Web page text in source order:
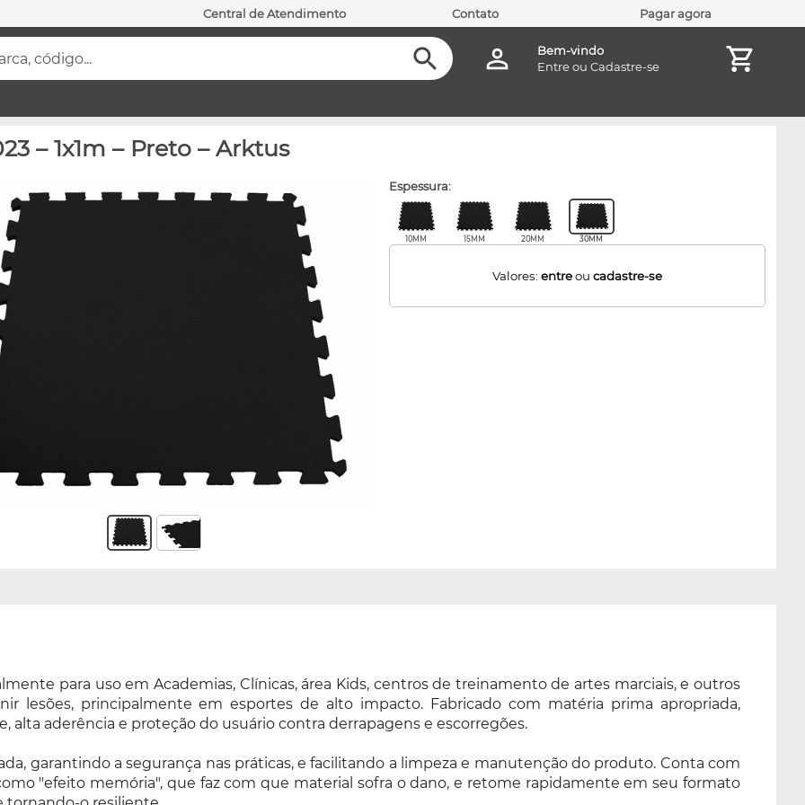
Central de Atendimento Contato Pagar agora
código...
Bem-vindo
Entreou Cadastre-se
– 1x1m – Preto – Arktus
espessura:
10MM 15MM 20MM 30MM
Valores:entreoucadastre-se
para uso em Academias, Clínicas, área Kids, centros de treinamento de artes marciais, e outros
lesões, principalmente em esportes de alto impacto. Fabricado com matéria prima apropriada,
aderência e proteção do usuário contra derrapagens e escorregões.
garantindo a segurança nas práticas, e facilitando a limpeza e manutenção do produto. Conta com
"efeito memória", que faz com que material sofra o dano, e retome rapidamente em seu formato